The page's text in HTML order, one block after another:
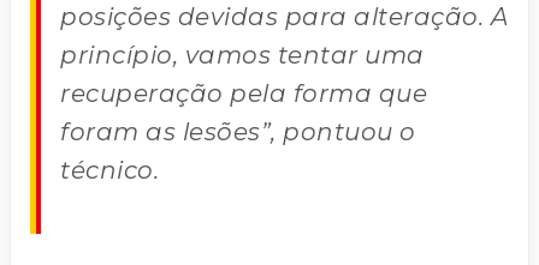
posições devidas para alteração. A
princípio, vamos tentar uma
recuperação pela forma que
foram as lesões”, pontuou o
técnico.